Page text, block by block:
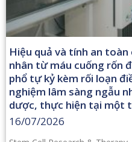
Hiệu quả và tính an
nhân từ máu cuống rốn
phổ tự kỷ kèm rối loạn
nghiệm lâm sàng ngẫu
dược, thực hiện tại một
16/07/2026